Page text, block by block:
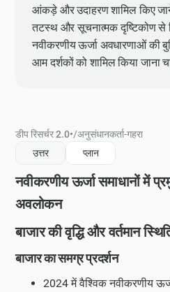
आंकड़े और उदाहरण शामिल किए
तटस्थ और सूचनात्मक दृष्टिकोण से
नवीकरणीय ऊर्जा अवधारणाओं की
आम दर्शकों को शामिल किया जाना
डीप रिसर्चर 2.0•/अनुसंधानकर्ता-गहरा
उत्तर
प्लान
नवीकरणीय ऊर्जा समाधानों में
अवलोकन
बाजार की वृद्धि और वर्तमान
बाजार का समग्र प्रदर्शन
2024 में वैश्विक नवीकरणीय